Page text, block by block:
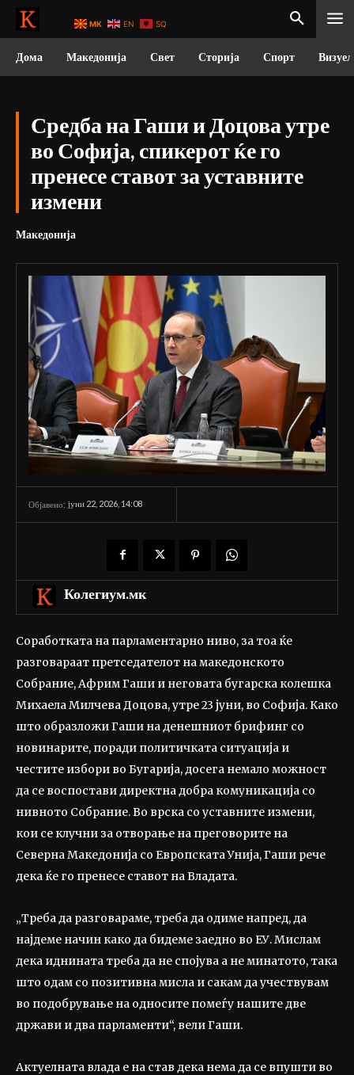
Дома Македонија Свет Сторија Спорт
Средба на Гаши и Доцова утре
во Софија, спикерот ќе го
пренесе ставот за уставните
измени
Македонија
Објавено: јуни 22, 2026, 14:08
Колегиум.мк
Соработката на парламентарно ниво, за тоа ќе
разговараат претседателот на македонското
Собрание, Африм Гаши и неговата бугарска колешка
Михаела Милчева Доцова, утре 23 јуни, во Софија. Како
што образложи Гаши на денешниот брифинг со
новинарите, поради политичката ситуација и
честите избори во Бугарија, досега немало можност
да се воспостави директна добра комуникација со
нивното Собрание. Во врска со уставните измени,
кои се клучни за отворање на преговорите на
Северна Македонија со Европската Унија, Гаши рече
дека ќе го пренесе ставот на Владата.
„Треба да разговараме, треба да одиме напред, да
најдеме начин како да бидеме заедно во ЕУ. Мислам
дека иднината треба да не спојува а не минатото, така
што одам со позитивна мисла и сакам да учествувам
во подобрување на односите помеѓу нашите две
држави и два парламенти“, вели Гаши.
Актуелната влада е на став дека нема да се впушти во
MK EN SQ